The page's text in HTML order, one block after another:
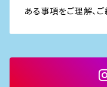
ある事項をご理解、